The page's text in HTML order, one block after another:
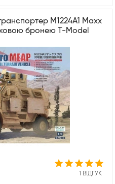
M1224A1 Maxx
бронею T-Model
1 ВІДГУК